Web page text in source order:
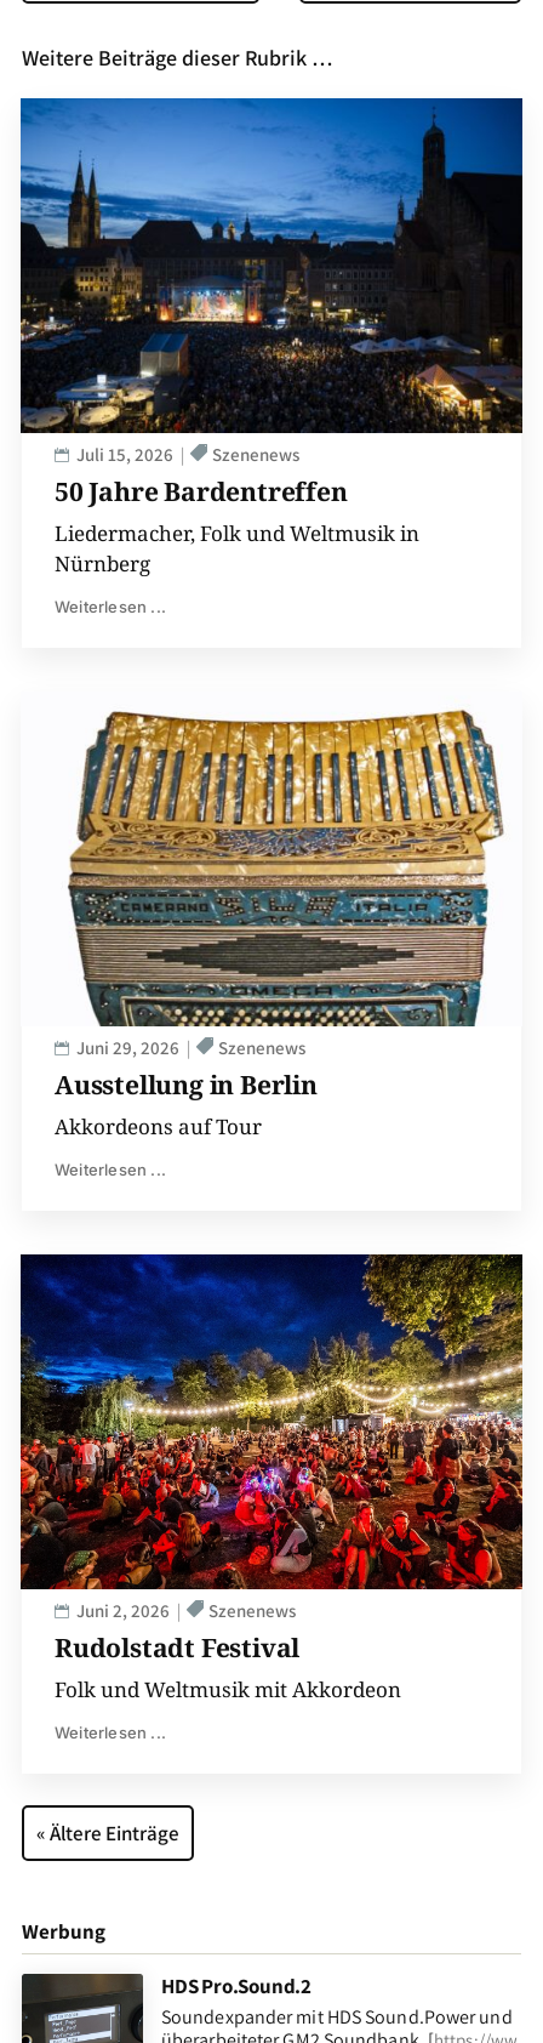
Weitere Beiträge dieser Rubrik …
50 Jahre Bardentreffen
Juli 15, 2026 Szenenews
Liedermacher, Folk und Weltmusik in
Nürnberg
Weiterlesen ...
Ausstellung in Berlin
Juni 29, 2026 Szenenews
Akkordeons auf Tour
Weiterlesen ...
Rudolstadt Festival
Juni 2, 2026 Szenenews
Folk und Weltmusik mit Akkordeon
Weiterlesen ...
« Ältere Einträge
Werbung
HDS Pro.Sound.2
Soundexpander mit HDS Sound.Power und